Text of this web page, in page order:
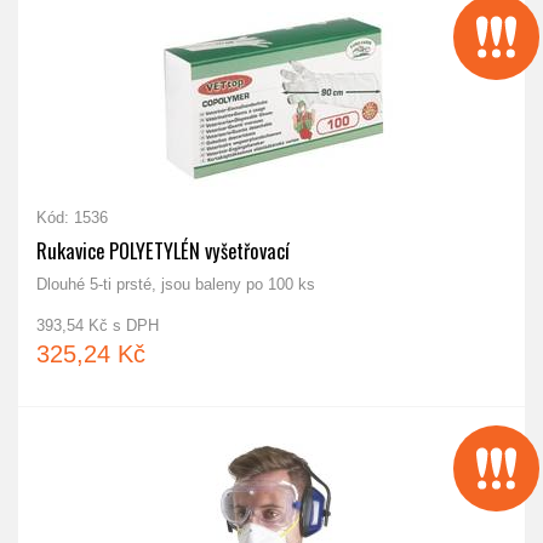
Kód: 1536
Rukavice POLYETYLÉN vyšetřovací
Dlouhé 5-ti prsté, jsou baleny po 100 ks
393,54 Kč s DPH
325,24 Kč